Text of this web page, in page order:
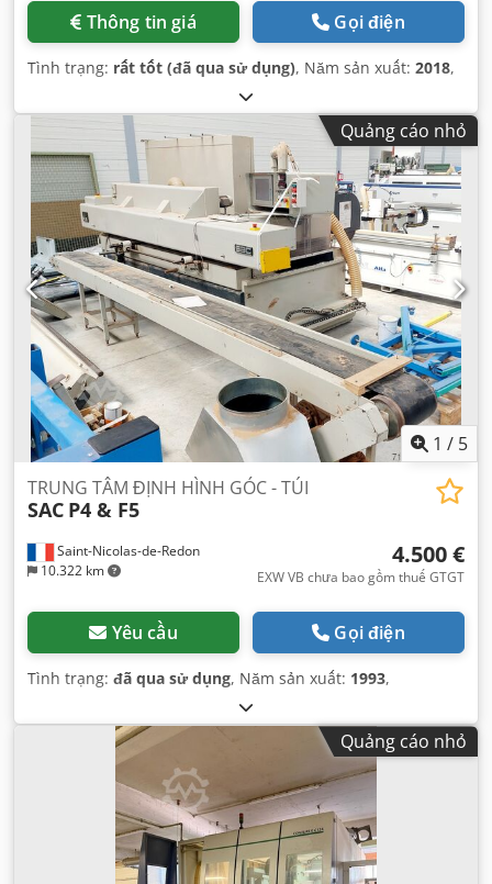
Thông tin giá Gọi điện
Tình trạng: rất tốt (đã qua sử dụng), Năm sản xuất: 2018,
Quảng cáo nhỏ
1 / 5
Saint-Nicolas-de-Redon
10.322 km
TRUNG TÂM ĐỊNH HÌNH GÓC - TÚI
SAC P4 & F5
4.500 €
EXW VB chưa bao gồm thuế GTGT
Yêu cầu Gọi điện
Tình trạng: đã qua sử dụng, Năm sản xuất: 1993,
Quảng cáo nhỏ